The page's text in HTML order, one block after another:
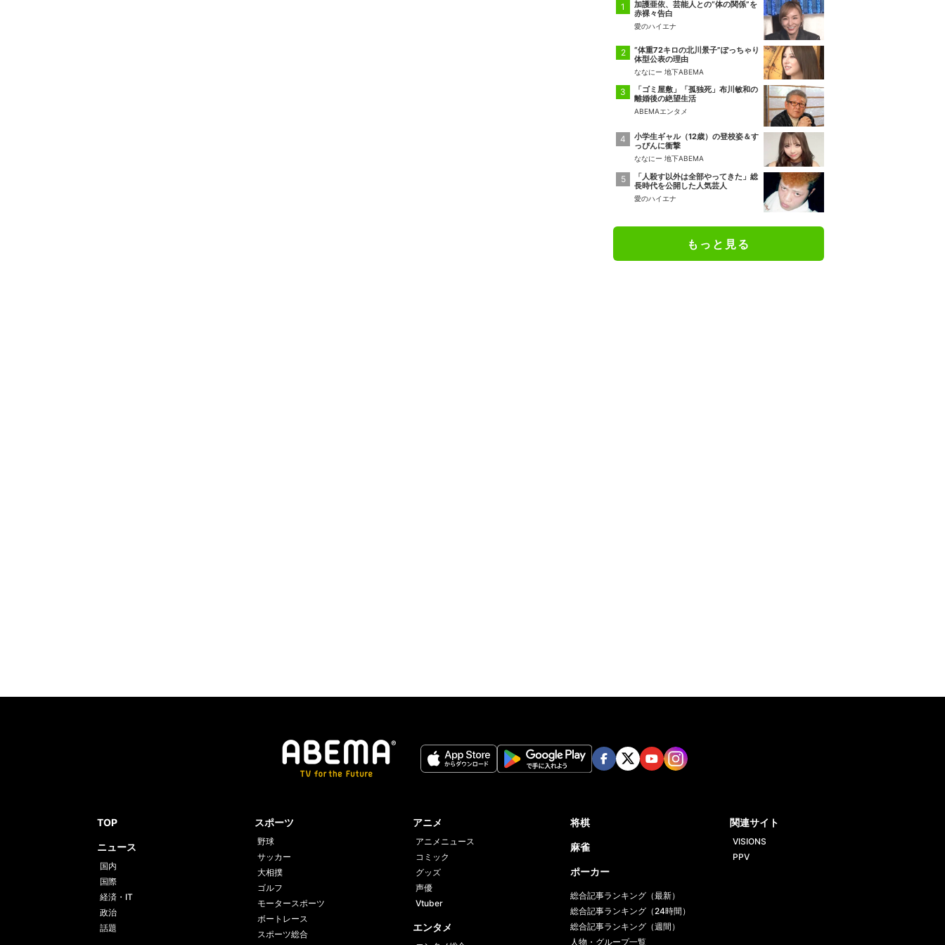
加護亜依、芸能人との“体の関係”を
赤裸々告白
愛のハイエナ
“体重72キロの北川景子”ぽっちゃり
体型公表の理由
ななにー 地下ABEMA
「ゴミ屋敷」「孤独死」布川敏和の
離婚後の絶望生活
ABEMAエンタメ
小学生ギャル（12歳）の登校姿＆す
っぴんに衝撃
ななにー 地下ABEMA
「人殺す以外は全部やってきた」総
長時代を公開した人気芸人
愛のハイエナ
もっと見る
TOP
ニュース
国内
国際
経済・IT
政治
話題
スポーツ
野球
サッカー
大相撲
ゴルフ
モータースポーツ
ボートレース
スポーツ総合
アニメ
アニメニュース
コミック
グッズ
声優
Vtuber
エンタメ
将棋
麻雀
ポーカー
総合記事ランキング（最新）
総合記事ランキング（24時間）
総合記事ランキング（週間）
人物・グループ一覧
関連サイト
VISIONS
PPV